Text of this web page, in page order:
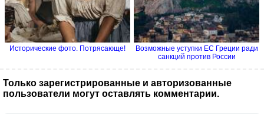
Исторические фото. Потрясающе!
Возможные уступки ЕС Греции ради
санкций против России
Только зарегистрированные и авторизованные
пользователи могут оставлять комментарии.